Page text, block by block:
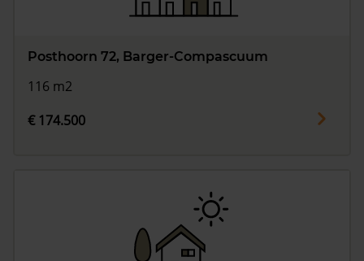
Posthoorn 72, Barger-Compascuum
116 m2
€ 174.500